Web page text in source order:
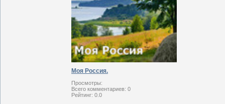
Моя Россия.
Просмотры:
Всего комментариев: 0
Рейтинг: 0.0